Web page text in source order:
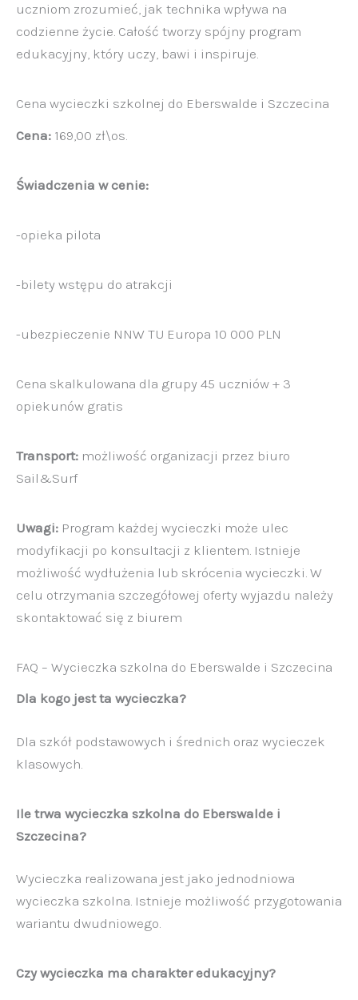
uczniom zrozumieć, jak technika wpływa na
codzienne życie. Całość tworzy spójny program
edukacyjny, który uczy, bawi i inspiruje.
Cena wycieczki szkolnej do Eberswalde i Szczecina
Cena: 169,00 zł\os.
Świadczenia w cenie:
-opieka pilota
-bilety wstępu do atrakcji
-ubezpieczenie NNW TU Europa 10 000 PLN
Cena skalkulowana dla grupy 45 uczniów + 3
opiekunów gratis
Transport: możliwość organizacji przez biuro
Sail&Surf
Uwagi: Program każdej wycieczki może ulec
modyfikacji po konsultacji z klientem. Istnieje
możliwość wydłużenia lub skrócenia wycieczki. W
celu otrzymania szczegółowej oferty wyjazdu należy
skontaktować się z biurem
FAQ – Wycieczka szkolna do Eberswalde i Szczecina
Dla kogo jest ta wycieczka?
Dla szkół podstawowych i średnich oraz wycieczek
klasowych.
Ile trwa wycieczka szkolna do Eberswalde i
Szczecina?
Wycieczka realizowana jest jako jednodniowa
wycieczka szkolna. Istnieje możliwość przygotowania
wariantu dwudniowego.
Czy wycieczka ma charakter edukacyjny?